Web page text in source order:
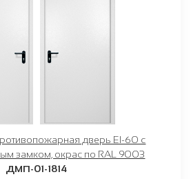
дверь EI-60 с
замком, окрас по RAL 9003
ДМП-01-1814